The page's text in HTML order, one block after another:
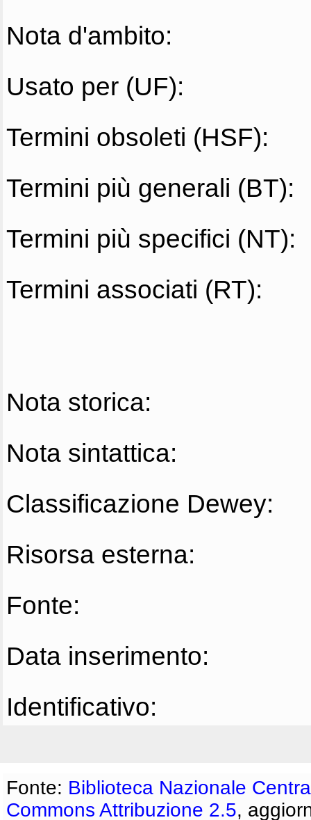
Nota d'ambito:
Usato per (UF):
Termini obsoleti (HSF):
Termini più generali (BT):
Termini più specifici (NT):
Termini associati (RT):
Nota storica:
Nota sintattica:
Classificazione Dewey:
Risorsa esterna:
Fonte:
Data inserimento:
Identificativo:
Fonte: Biblioteca Nazionale
Commons Attribuzione 2.5,